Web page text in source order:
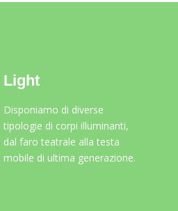
Light
Disponiamo di diverse
tipologie di corpi illuminanti,
dal faro teatrale alla testa
mobile di ultima generazione.